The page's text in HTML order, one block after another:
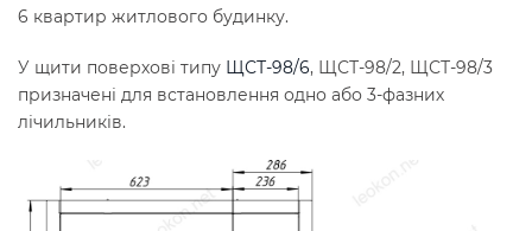
6 квартир житлового будинку.
У щити поверхові типу ЩСТ-98/6, ЩСТ-98/2, ЩСТ-98/3
призначені для встановлення одно або 3-фазних
лічильників.